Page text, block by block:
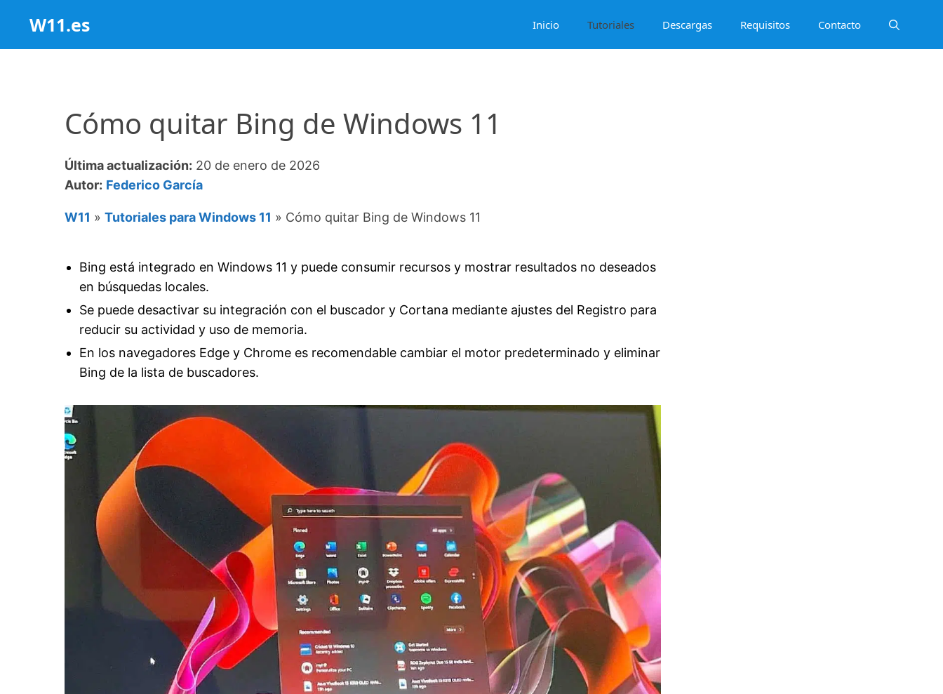
contenido
W11.es Inicio Tutoriales Descargas Requisitos Contacto
Cómo quitar Bing de Windows 11
Última actualización: 20 de enero de 2026
Autor: Federico García
W11 » Tutoriales para Windows 11 » Cómo quitar Bing de Windows 11
Bing está integrado en Windows 11 y puede consumir recursos y mostrar resultados no deseados
en búsquedas locales.
Se puede desactivar su integración con el buscador y Cortana mediante ajustes del Registro para
reducir su actividad y uso de memoria.
En los navegadores Edge y Chrome es recomendable cambiar el motor predeterminado y eliminar
Bing de la lista de buscadores.